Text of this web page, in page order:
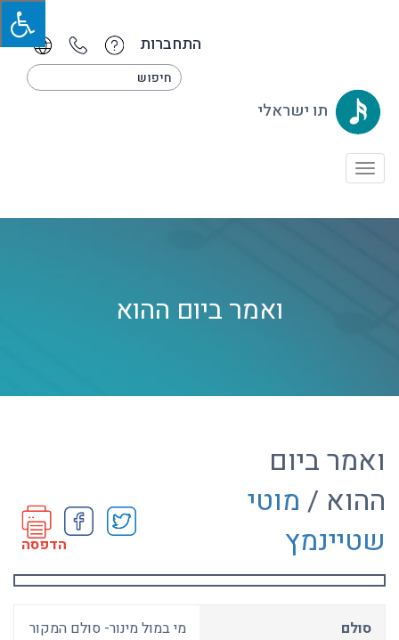
התחברות
תו ישראלי
Toggle
ואמר ביום ההוא
ואמר ביום
ההוא / מוטי
שטיינמץ
הדפסה
סולם מי במול מינור- סולם המקור